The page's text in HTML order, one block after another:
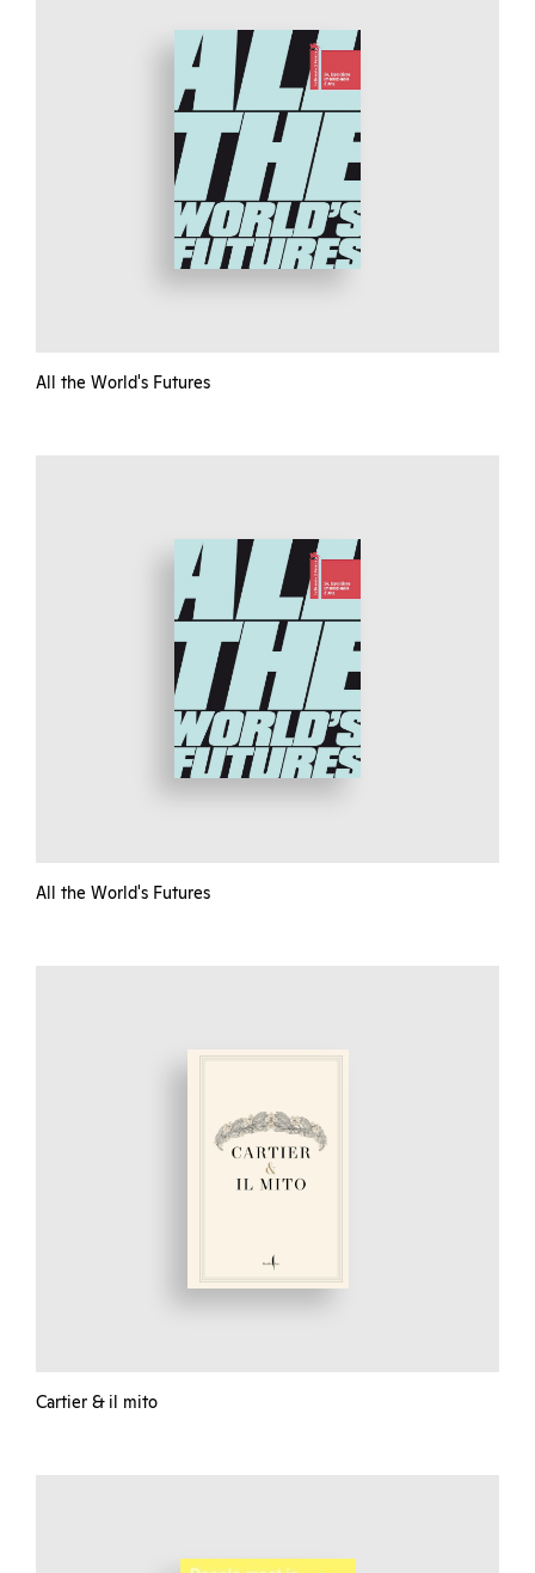
All the World's Futures
All the World's Futures
Cartier & il mito